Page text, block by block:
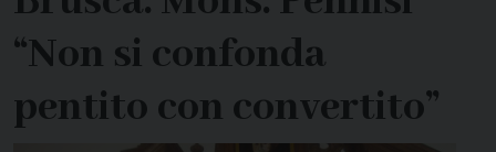
“Non si confonda
pentito con convertito”